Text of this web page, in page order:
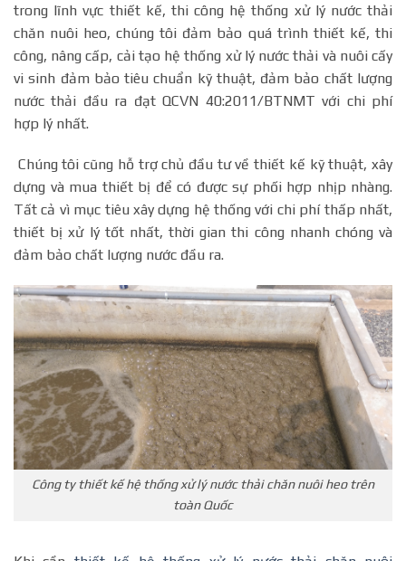
trong lĩnh vực thiết kế, thi công hệ thống xử lý nước thải
chăn nuôi heo, chúng tôi đảm bảo quá trình thiết kế, thi
công, nâng cấp, cải tạo hệ thống xử lý nước thải và nuôi cấy
vi sinh đảm bảo tiêu chuẩn kỹ thuật, đảm bảo chất lượng
nước thải đầu ra đạt QCVN 40:2011/BTNMT với chi phí
hợp lý nhất.
Chúng tôi cũng hỗ trợ chủ đầu tư về thiết kế kỹ thuật, xây
dựng và mua thiết bị để có được sự phối hợp nhịp nhàng.
Tất cả vì mục tiêu xây dựng hệ thống với chi phí thấp nhất,
thiết bị xử lý tốt nhất, thời gian thi công nhanh chóng và
đảm bảo chất lượng nước đầu ra.
Công ty thiết kế hệ thống xử lý nước thải chăn nuôi heo trên
toàn Quốc